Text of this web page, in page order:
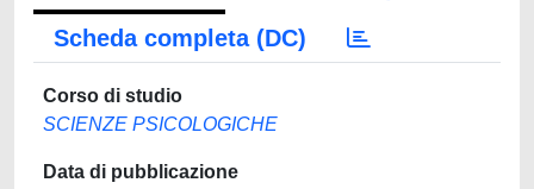
Scheda completa (DC)
Corso di studio
SCIENZE PSICOLOGICHE
Data di pubblicazione